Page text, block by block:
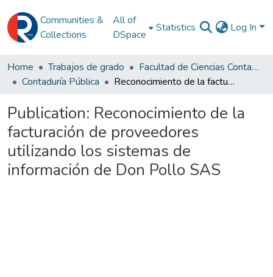
Communities &
Collections
All of
DSpace
Statistics Log In
Home Trabajos de grado
Facultad de Ciencias Contables
Contaduría Pública
Reconocimiento de la facturación de proveedores utilizando los sistemas de información de Don Pollo SAS
Publication: Reconocimiento de la
facturación de proveedores
utilizando los sistemas de
información de Don Pollo SAS